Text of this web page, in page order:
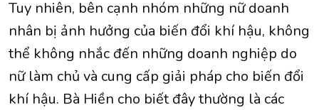
Tuy nhiên, bên cạnh nhóm những nữ doanh
nhân bị ảnh hưởng của biến đổi khí hậu, không
thể không nhắc đến những doanh nghiệp do
nữ làm chủ và cung cấp giải pháp cho biến đổi
khí hậu. Bà Hiền cho biết đây thường là các